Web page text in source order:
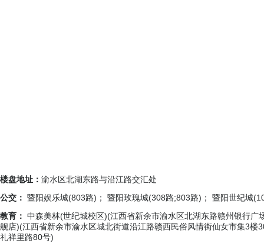
楼盘地址： 渝水区北湖东路与沿江路交汇处
公交： 暨阳娱乐城(803路)； 暨阳玫瑰城(308路;803路)； 暨阳世纪城
教育： 中森美林(世纪城校区)(江西省新余市渝水区北湖东路赣州银行
舰店)(江西省新余市渝水区城北街道沿江路赣西民俗风情街仙女市集3
礼祥里路80号)